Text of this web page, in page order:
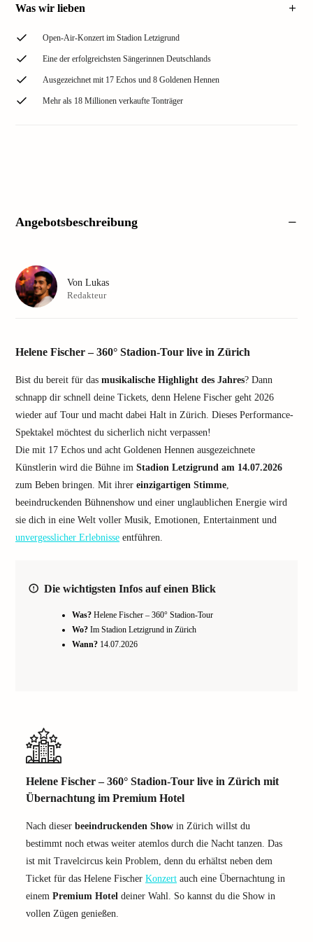
Was wir lieben
Open-Air-Konzert im Stadion Letzigrund
Eine der erfolgreichsten Sängerinnen Deutschlands
Ausgezeichnet mit 17 Echos und 8 Goldenen Hennen
Mehr als 18 Millionen verkaufte Tonträger
Angebotsbeschreibung
Helene Fischer – 360° Stadion-Tour live in Zürich
Bist du bereit für das musikalische Highlight des Jahres? Dann
schnapp dir schnell deine Tickets, denn Helene Fischer geht 2026
wieder auf Tour und macht dabei Halt in Zürich. Dieses Performance-
Spektakel möchtest du sicherlich nicht verpassen!
Die mit 17 Echos und acht Goldenen Hennen ausgezeichnete
Künstlerin wird die Bühne im Stadion Letzigrund am 14.07.2026
zum Beben bringen. Mit ihrer einzigartigen Stimme,
beeindruckenden Bühnenshow und einer unglaublichen Energie wird
sie dich in eine Welt voller Musik, Emotionen, Entertainment und
unvergesslicher Erlebnisse entführen.
Die wichtigsten Infos auf einen Blick
Was? Helene Fischer – 360° Stadion-Tour
Wo? Im Stadion Letzigrund in Zürich
Wann? 14.07.2026
Helene Fischer – 360° Stadion-Tour live in Zürich mit
Übernachtung im Premium Hotel
Nach dieser beeindruckenden Show in Zürich willst du
bestimmt noch etwas weiter atemlos durch die Nacht tanzen. Das
ist mit Travelcircus kein Problem, denn du erhältst neben dem
Ticket für das Helene Fischer Konzert auch eine Übernachtung in
einem Premium Hotel deiner Wahl. So kannst du die Show in
vollen Zügen genießen.
Von Lukas
Redakteur